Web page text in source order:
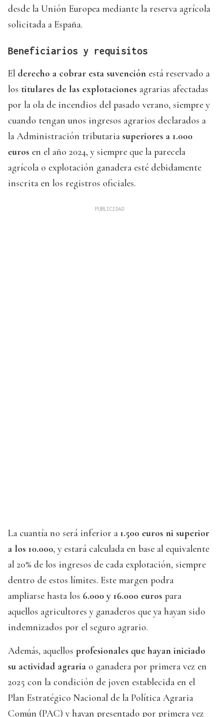
desde la Unión Europea mediante la reserva agrícola
solicitada a España.
Beneficiarios y requisitos
El derecho a cobrar esta suvención está reservado a
los titulares de las explotaciones agrarias afectadas
por la ola de incendios del pasado verano, siempre y
cuando tengan unos ingresos agrarios declarados a
la Administración tributaria superiores a 1.000
euros en el año 2024, y siempre que la parecela
agrícola o explotación ganadera esté debidamente
inscrita en los registros oficiales.
La cuantía no será inferior a 1.500 euros ni superior
a los 10.000, y estará calculada en base al equivalente
al 20% de los ingresos de cada explotación, siempre
dentro de estos límites. Este margen podra
ampliarse hasta los 6.000 y 16.000 euros para
aquellos agricultores y ganaderos que ya hayan sido
indemnizados por el seguro agrario.
Además, aquellos profesionales que hayan iniciado
su actividad agraria o ganadera por primera vez en
2025 con la condición de joven establecida en el
Plan Estratégico Nacional de la Política Agraria
Común (PAC) y hayan presentado por primera vez